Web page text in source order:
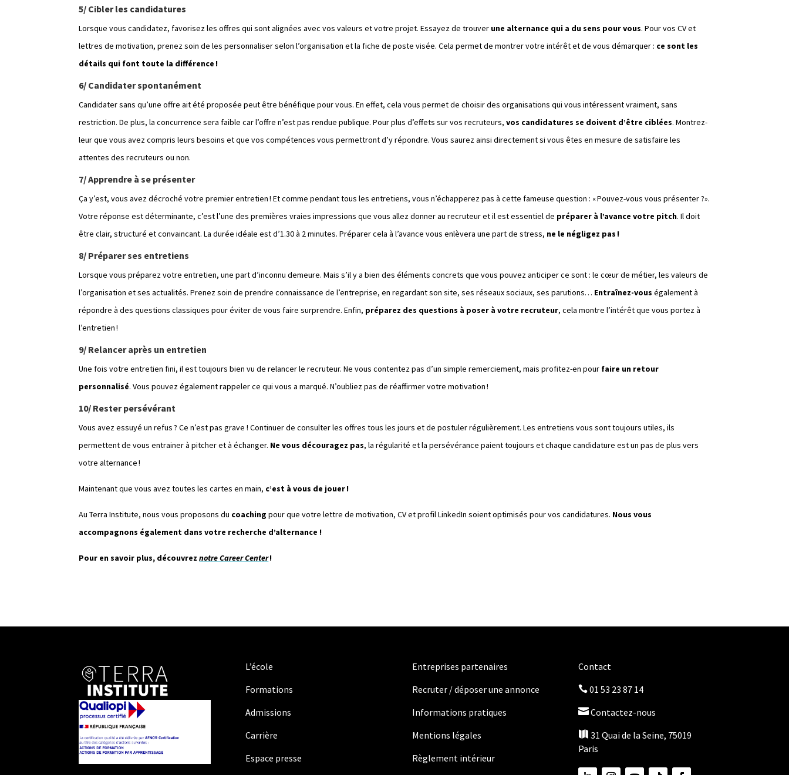
5/ Cibler les candidatures
Lorsque vous candidatez, favorisez les offres qui sont alignées avec vos valeurs et votre projet. Essayez de trouver une alternance qui a du sens pour vous. Pour vos CV et
lettres de motivation, prenez soin de les personnaliser selon l’organisation et la fiche de poste visée. Cela permet de montrer votre intérêt et de vous démarquer : ce sont les
détails qui font toute la différence !
6/ Candidater spontanément
Candidater sans qu’une offre ait été proposée peut être bénéfique pour vous. En effet, cela vous permet de choisir des organisations qui vous intéressent vraiment, sans
restriction. De plus, la concurrence sera faible car l’offre n’est pas rendue publique. Pour plus d’effets sur vos recruteurs,vos candidatures se doivent d’être ciblées. Montrez-
leur que vous avez compris leurs besoins et que vos compétences vous permettront d’y répondre. Vous saurez ainsi directement si vous êtes en mesure de satisfaire les
attentes des recruteurs ou non.
7/ Apprendre à se présenter
Ça y’est, vous avez décroché votre premier entretien ! Et comme pendant tous les entretiens, vous n’échapperez pas à cette fameuse question : « Pouvez-vous vous présenter ?».
Votre réponse est déterminante, c’est l’une des premières vraies impressions que vous allez donner au recruteur et il est essentiel de préparer à l’avance votre pitch. Il doit
être clair, structuré et convaincant. La durée idéale est d’1.30 à 2 minutes. Préparer cela à l’avance vous enlèvera une part de stress, ne le négligez pas !
8/ Préparer ses entretiens
Lorsque vous préparez votre entretien, une part d’inconnu demeure. Mais s’il y a bien des éléments concrets que vous pouvez anticiper ce sont : le cœur de métier, les valeurs de
l’organisation et ses actualités. Prenez soin de prendre connaissance de l’entreprise, en regardant son site, ses réseaux sociaux, ses parutions… Entraînez-vous également à
répondre à des questions classiques pour éviter de vous faire surprendre. Enfin, préparez des questions à poser à votre recruteur, cela montre l’intérêt que vous portez à
l’entretien !
9/ Relancer après un entretien
Une fois votre entretien fini, il est toujours bien vu de relancer le recruteur. Ne vous contentez pas d’un simple remerciement, mais profitez-en pour faire un retour
personnalisé. Vous pouvez également rappeler ce qui vous a marqué. N’oubliez pas de réaffirmer votre motivation !
10/ Rester persévérant
Vous avez essuyé un refus ? Ce n’est pas grave ! Continuer de consulter les offres tous les jours et de postuler régulièrement. Les entretiens vous sont toujours utiles, ils
permettent de vous entrainer à pitcher et à échanger. Ne vous découragez pas, la régularité et la persévérance paient toujours et chaque candidature est un pas de plus vers
votre alternance !
Maintenant que vous avez toutes les cartes en main, c’est à vous de jouer !
Au Terra Institute, nous vous proposons du coaching pour que votre lettre de motivation, CV et profil LinkedIn soient optimisés pour vos candidatures. Nous vous
accompagnons également dans votre recherche d’alternance !
Pour en savoir plus, découvreznotre Career Center!
L’école
Formations
Admissions
Carrière
Espace presse
Entreprises partenaires
Recruter / déposer une annonce
Informations pratiques
Mentions légales
Règlement intérieur
Contact
01 53 23 87 14
Contactez-nous
 31 Quai de la Seine, 75019
Paris